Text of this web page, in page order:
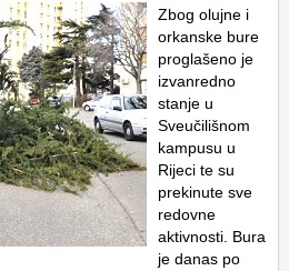
Zbog olujne i
orkanske bure
proglašeno je
izvanredno
stanje u
Sveučilišnom
kampusu u
Rijeci te su
prekinute sve
redovne
aktivnosti. Bura
je danas po